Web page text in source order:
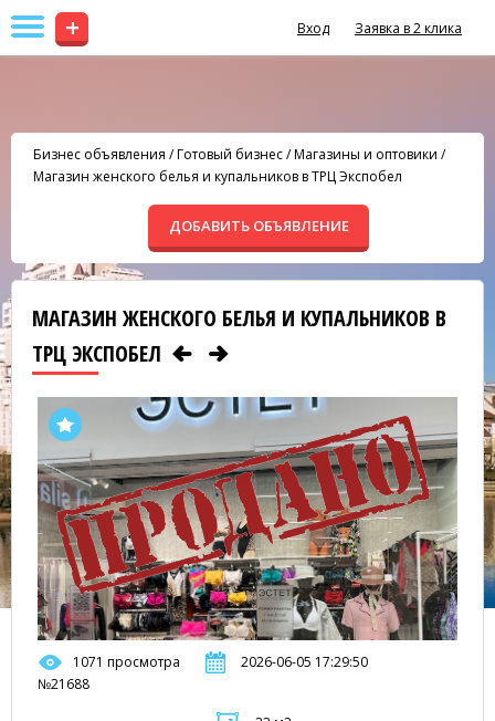
+ Вход Заявка в 2 клика
Бизнес объявления /Готовый бизнес/Магазины и оптовики /
Магазин женского белья и купальников в ТРЦ Экспобел
ДОБАВИТЬ ОБЪЯВЛЕНИЕ
МАГАЗИН ЖЕНСКОГО БЕЛЬЯ И КУПАЛЬНИКОВ В
ТРЦ ЭКСПОБЕЛ
1071 просмотра
2026-06-05 17:29:50
№21688